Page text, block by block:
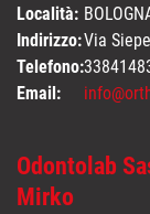
Località:
Indirizzo:Via
Telefono:
Email:
Odontolab
Mirko